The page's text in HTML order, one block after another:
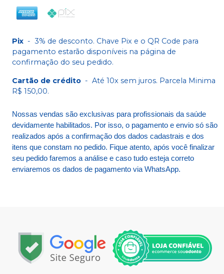
Pix - 3% de desconto. Chave Pix e o QR Code para
pagamento estarão disponíveis na página de
confirmação do seu pedido.
Cartão de crédito - Até 10x sem juros. Parcela Minima
R$ 150,00.
Nossas vendas são exclusivas para profissionais da saúde
devidamente habilitados. Por isso, o pagamento e envio só são
realizados após a confirmação dos dados cadastrais e dos
itens que constam no pedido. Fique atento, após você finalizar
seu pedido faremos a análise e caso tudo esteja correto
enviaremos os dados de pagamento via WhatsApp.